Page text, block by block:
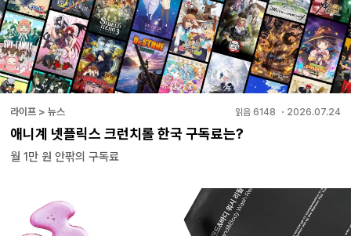
라이프 > 뉴스 읽음 6148 ・ 2026.07.24
애니계 넷플릭스 크런치롤 한국 구독료는?
월 1만 원 안팎의 구독료